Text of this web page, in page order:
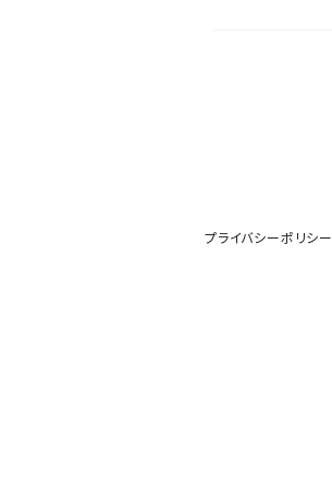
プライバシーポリシー